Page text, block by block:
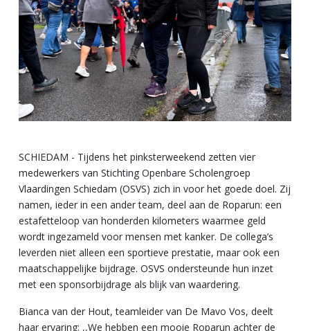
SCHIEDAM - Tijdens het pinksterweekend zetten vier
medewerkers van Stichting Openbare Scholengroep
Vlaardingen Schiedam (OSVS) zich in voor het goede doel. Zij
namen, ieder in een ander team, deel aan de Roparun: een
estafetteloop van honderden kilometers waarmee geld
wordt ingezameld voor mensen met kanker. De collega’s
leverden niet alleen een sportieve prestatie, maar ook een
maatschappelijke bijdrage. OSVS ondersteunde hun inzet
met een sponsorbijdrage als blijk van waardering.
Bianca van der Hout, teamleider van De Mavo Vos, deelt
haar ervaring: ,,We hebben een mooie Roparun achter de